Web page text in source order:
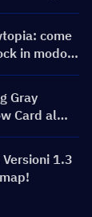
della
come
in modo
Gray
Card al
1.3